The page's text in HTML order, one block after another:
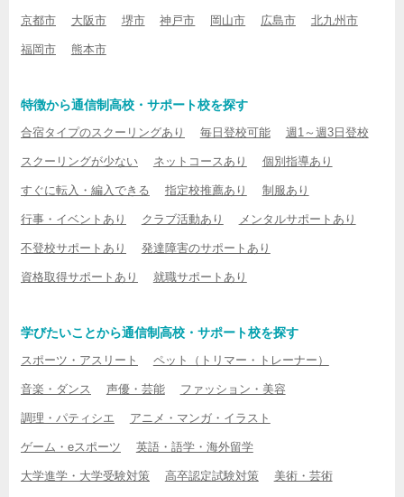
京都市 大阪市 堺市 神戸市 岡山市 広島市 北九州市
福岡市 熊本市
特徴から通信制高校・サポート校を探す
合宿タイプのスクーリングあり 毎日登校可能 週1～週3日登校
スクーリングが少ない ネットコースあり 個別指導あり
すぐに転入・編入できる 指定校推薦あり 制服あり
行事・イベントあり クラブ活動あり メンタルサポートあり
不登校サポートあり 発達障害のサポートあり
資格取得サポートあり 就職サポートあり
学びたいことから通信制高校・サポート校を探す
スポーツ・アスリート ペット（トリマー・トレーナー）
音楽・ダンス 声優・芸能 ファッション・美容
調理・パティシエ アニメ・マンガ・イラスト
ゲーム・eスポーツ 英語・語学・海外留学
大学進学・大学受験対策 高卒認定試験対策 美術・芸術